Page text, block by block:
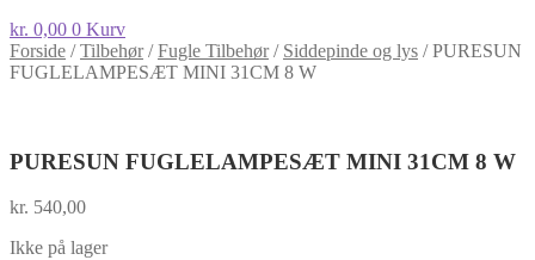
kr. 0,00 0 Kurv
Forside /Tilbehør/Fugle Tilbehør/ Siddepinde og lys /PURESUN
FUGLELAMPESÆT MINI 31CM 8 W
PURESUN FUGLELAMPESÆT MINI 31CM 8 W
kr. 540,00
Ikke på lager